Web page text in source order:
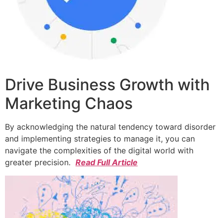
Drive Business Growth with
Marketing Chaos
By acknowledging the natural tendency toward disorder
and implementing strategies to manage it, you can
navigate the complexities of the digital world with
greater precision. Read Full Article